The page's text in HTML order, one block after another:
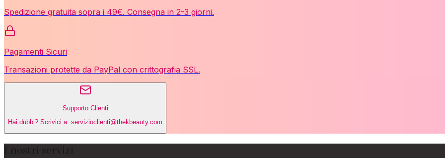
Spedizione gratuita sopra i 49€. Consegna in 2-3 giorni.
Pagamenti Sicuri
Transazioni protette da PayPal con crittografia SSL.
Supporto Clienti
Hai dubbi? Scrivici a: servizioclienti@thekbeauty.com
I nostri servizi